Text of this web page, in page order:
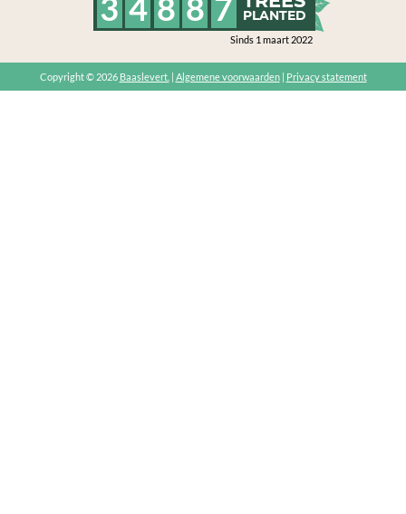
3 4 8 8 7 PLANTED
Sinds 1 maart 2022
Copyright © 2026 Baaslevert. Algemene voorwaarden| Privacy statement